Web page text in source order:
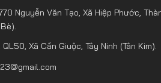
Nguyễn Văn Tạo, Xã Hiệp Phước,
QL50, Xã Cần Giuộc, Tây Ninh (Tân Kim).